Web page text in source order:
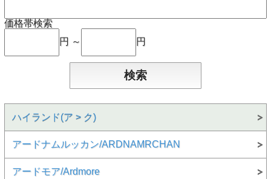
価格帯検索
円 ～
円
ハイランド(ア > ク)
アードナムルッカン/ARDNAMRCHAN
アードモア/Ardmore